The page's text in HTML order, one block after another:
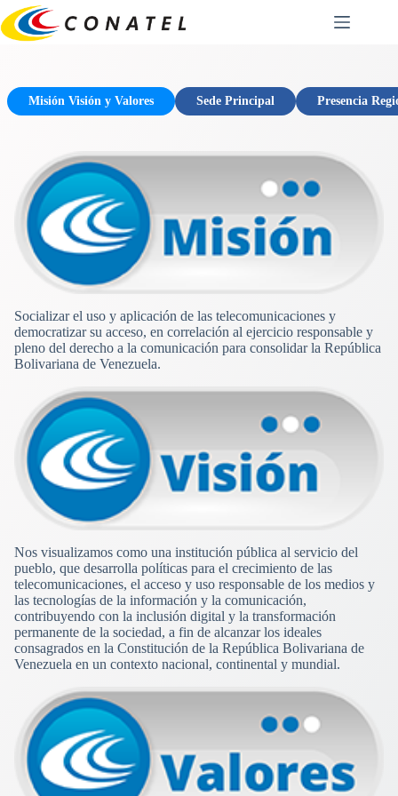
Saltar
al
contenido
Misión Visión y Valores Sede Principal Presencia
Socializar el uso y aplicación de las telecomunicaciones y
democratizar su acceso, en correlación al ejercicio responsable y
pleno del derecho a la comunicación para consolidar la República
Bolivariana de Venezuela.
Nos visualizamos como una institución pública al servicio del
pueblo, que desarrolla políticas para el crecimiento de las
telecomunicaciones, el acceso y uso responsable de los medios y
las tecnologías de la información y la comunicación,
contribuyendo con la inclusión digital y la transformación
permanente de la sociedad, a fin de alcanzar los ideales
consagrados en la Constitución de la República Bolivariana de
Venezuela en un contexto nacional, continental y mundial.